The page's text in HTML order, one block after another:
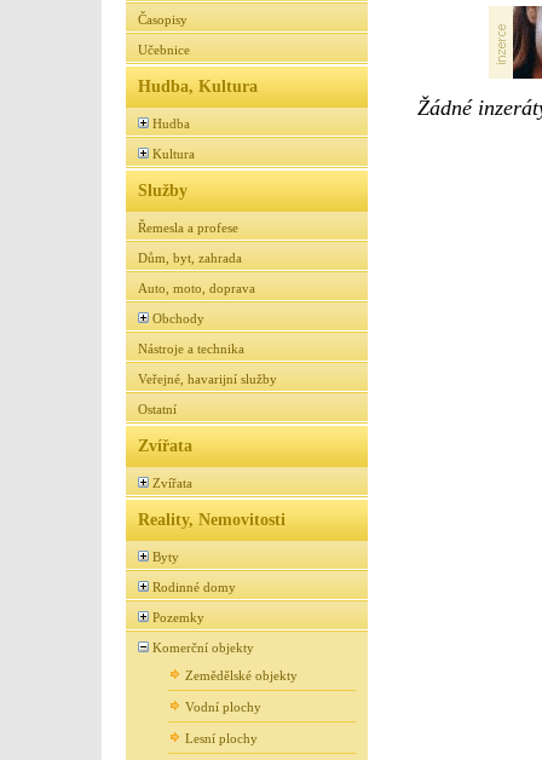
Časopisy
Učebnice
Hudba, Kultura
Hudba
Kultura
Služby
Řemesla a profese
Dům, byt, zahrada
Auto, moto, doprava
Obchody
Nástroje a technika
Veřejné, havarijní služby
Ostatní
Zvířata
Zvířata
Reality, Nemovitosti
Byty
Rodinné domy
Pozemky
Komerční objekty
Zemědělské objekty
Vodní plochy
Lesní plochy
Žádné